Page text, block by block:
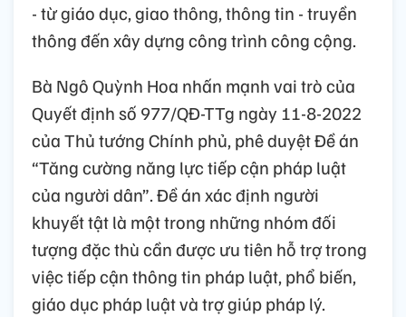
- từ giáo dục, giao thông, thông tin - truyền
thông đến xây dựng công trình công cộng.
Bà Ngô Quỳnh Hoa nhấn mạnh vai trò của
Quyết định số 977/QĐ-TTg ngày 11-8-2022
của Thủ tướng Chính phủ, phê duyệt Đề án
“Tăng cường năng lực tiếp cận pháp luật
của người dân”. Đề án xác định người
khuyết tật là một trong những nhóm đối
tượng đặc thù cần được ưu tiên hỗ trợ trong
việc tiếp cận thông tin pháp luật, phổ biến,
giáo dục pháp luật và trợ giúp pháp lý.